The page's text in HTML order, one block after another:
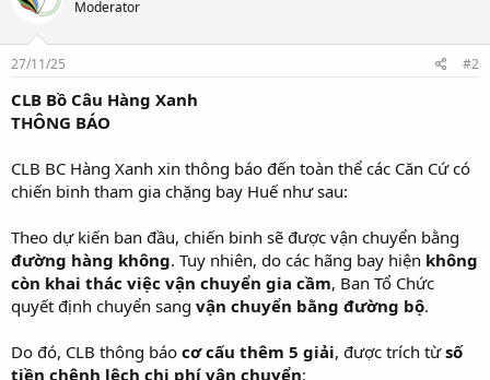
Moderator
27/11/25 #2
CLB Bồ Câu Hàng Xanh
THÔNG BÁO
CLB BC Hàng Xanh xin thông báo đến toàn thể các Căn Cứ có
chiến binh tham gia chặng bay Huế như sau:
Theo dự kiến ban đầu, chiến binh sẽ được vận chuyển bằng
đường hàng không. Tuy nhiên, do các hãng bay hiện không
còn khai thác việc vận chuyển gia cầm, Ban Tổ Chức
quyết định chuyển sang vận chuyển bằng đường bộ.
Do đó, CLB thông báo cơ cấu thêm 5 giải, được trích từsố
tiền chênh lệch chi phí vận chuyển: